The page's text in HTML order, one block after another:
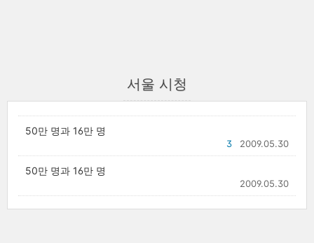
서울 시청
50만 명과 16만 명
2009.05.30
3
50만 명과 16만 명
2009.05.30